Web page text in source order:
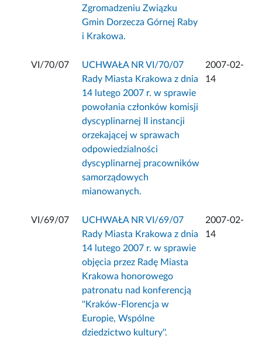
Zgromadzeniu Związku
Gmin Dorzecza Górnej Raby
i Krakowa.
VI/70/07
UCHWAŁA NR VI/70/07
Rady Miasta Krakowa z dnia
14 lutego 2007 r. w sprawie
powołania członków komisji
dyscyplinarnej II instancji
orzekającej w sprawach
odpowiedzialności
dyscyplinarnej pracowników
samorządowych
mianowanych.
2007-02-
14
VI/69/07
UCHWAŁA NR VI/69/07
Rady Miasta Krakowa z dnia
14 lutego 2007 r. w sprawie
objęcia przez Radę Miasta
Krakowa honorowego
patronatu nad konferencją
''Kraków-Florencja w
Europie, Wspólne
dziedzictwo kultury''.
2007-02-
14